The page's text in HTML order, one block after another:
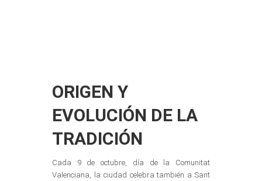
ORIGEN Y
EVOLUCIÓN DE LA
TRADICIÓN
Cada 9 de octubre, día de la Comunitat
Valenciana, la ciudad celebra también a Sant